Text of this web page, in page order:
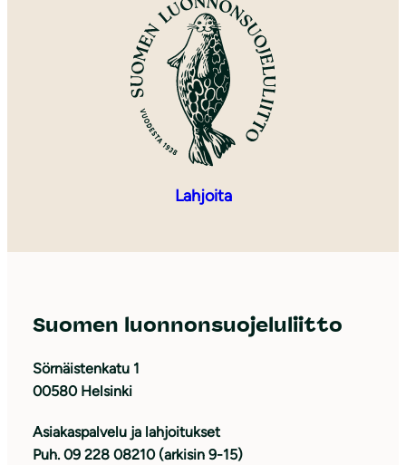
Lahjoita
Suomen luonnonsuojeluliitto
Sörnäistenkatu 1
00580 Helsinki
Asiakaspalvelu ja lahjoitukset
Puh. 09 228 08210 (arkisin 9-15)